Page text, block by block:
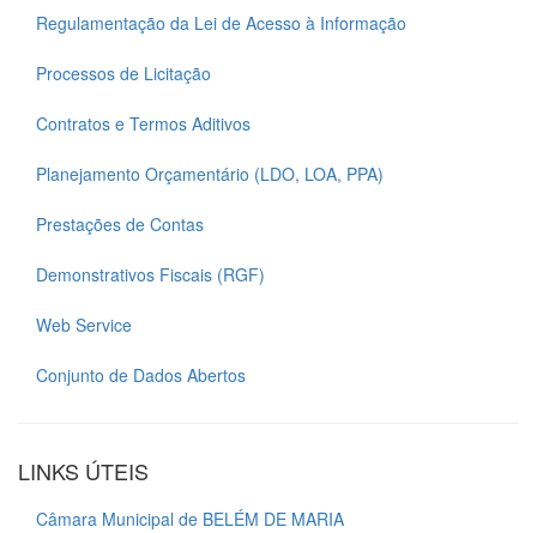
Regulamentação da Lei de Acesso à Informação
Processos de Licitação
Contratos e Termos Aditivos
Planejamento Orçamentário (LDO, LOA, PPA)
Prestações de Contas
Demonstrativos Fiscais (RGF)
Web Service
Conjunto de Dados Abertos
LINKS ÚTEIS
Câmara Municipal de BELÉM DE MARIA